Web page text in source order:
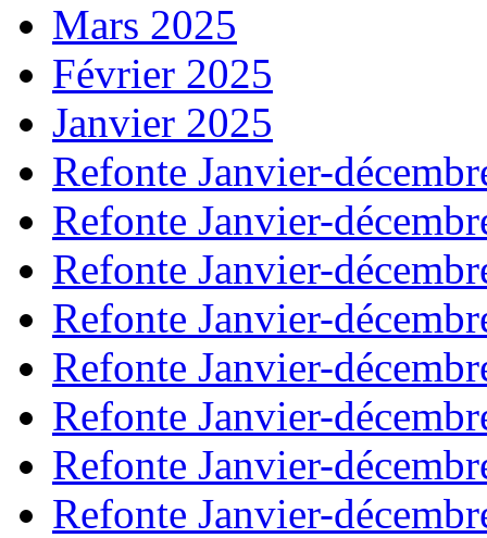
Mars 2025
Février 2025
Janvier 2025
Refonte Janvier-
Refonte Janvier-
Refonte Janvier-
Refonte Janvier-
Refonte Janvier-
Refonte Janvier-
Refonte Janvier-
Refonte Janvier-